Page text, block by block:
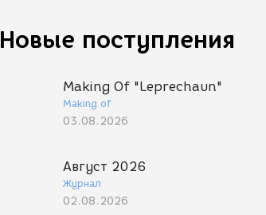
Новые поступления
Making Of "Leprechaun"
Making of
03.08.2026
Август 2026
Журнал
02.08.2026